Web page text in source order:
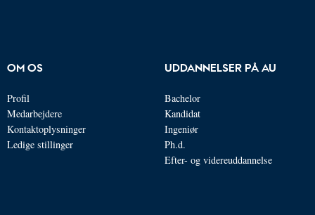
OM OS
Profil
Medarbejdere
Kontaktoplysninger
Ledige stillinger
UDDANNELSER PÅ AU
Bachelor
Kandidat
Ingeniør
Ph.d.
Efter- og videreuddannelse